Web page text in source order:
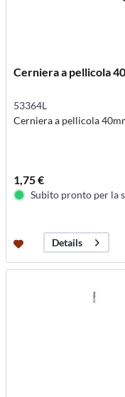
Cerniera a pellicola
53364L
Cerniera a pellicola
1,75 €
Subito pronto per la
Details